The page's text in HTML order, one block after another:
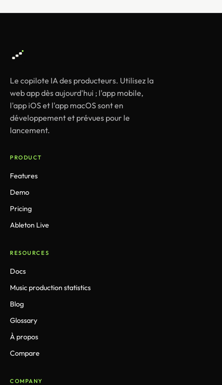
Le copilote IA des producteurs. Utilisez la
web app dès aujourd'hui ; l'app mobile,
l'app iOS et l'app macOS sont en
développement et prévues pour le
lancement.
PRODUCT
Features
Demo
Pricing
Ableton Live
RESOURCES
Docs
Music production statistics
Blog
Glossary
À propos
Compare
COMPANY